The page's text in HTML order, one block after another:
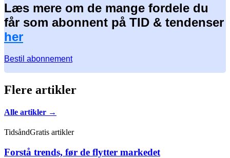
Læs mere om de mange fordele du
får som abonnent på TID & tendenser
her
Bestil abonnement
Flere artikler
Alle artikler →
TidsåndGratis artikler
Forstå trends, før de flytter markedet